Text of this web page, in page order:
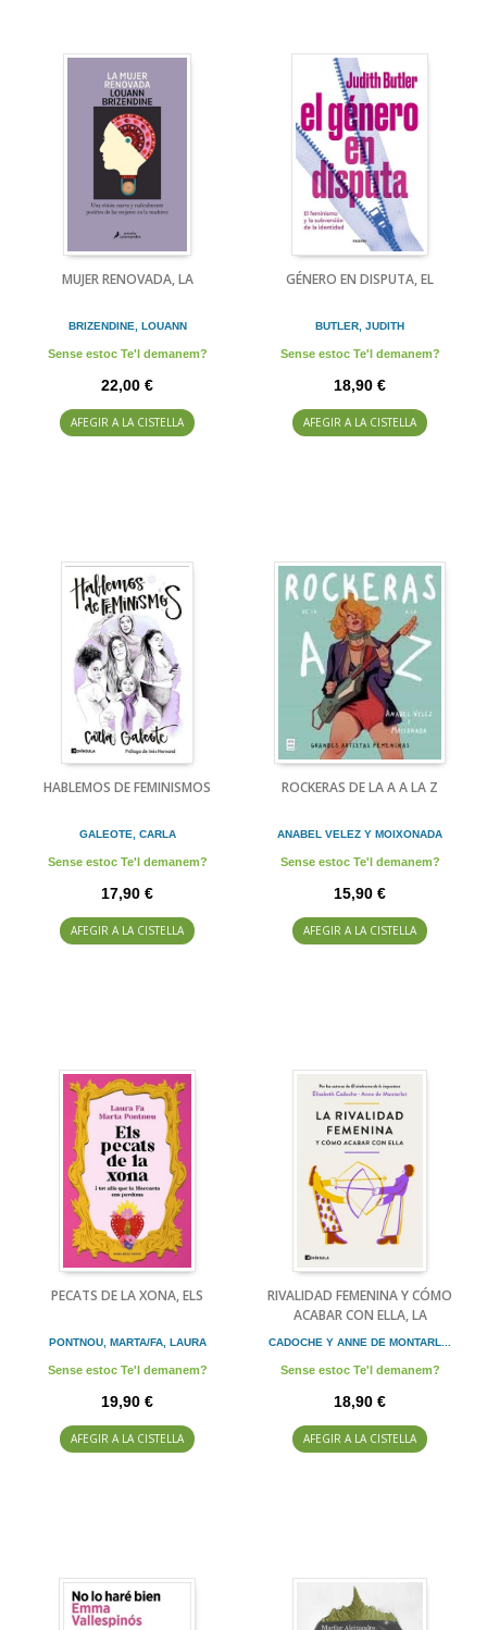
MUJER RENOVADA, LA
BRIZENDINE, LOUANN
Sense estoc Te'l demanem?
22,00 €
AFEGIR A LA CISTELLA
GÉNERO EN DISPUTA, EL
BUTLER, JUDITH
Sense estoc Te'l demanem?
18,90 €
AFEGIR A LA CISTELLA
HABLEMOS DE FEMINISMOS
GALEOTE, CARLA
Sense estoc Te'l demanem?
17,90 €
AFEGIR A LA CISTELLA
ROCKERAS DE LA A A LA Z
ANABEL VELEZ Y MOIXONADA
Sense estoc Te'l demanem?
15,90 €
AFEGIR A LA CISTELLA
PECATS DE LA XONA, ELS
PONTNOU, MARTA/FA, LAURA
Sense estoc Te'l demanem?
19,90 €
AFEGIR A LA CISTELLA
RIVALIDAD FEMENINA Y CÓMO
ACABAR CON ELLA, LA
CADOCHE Y ANNE DE MONTARL...
Sense estoc Te'l demanem?
18,90 €
AFEGIR A LA CISTELLA